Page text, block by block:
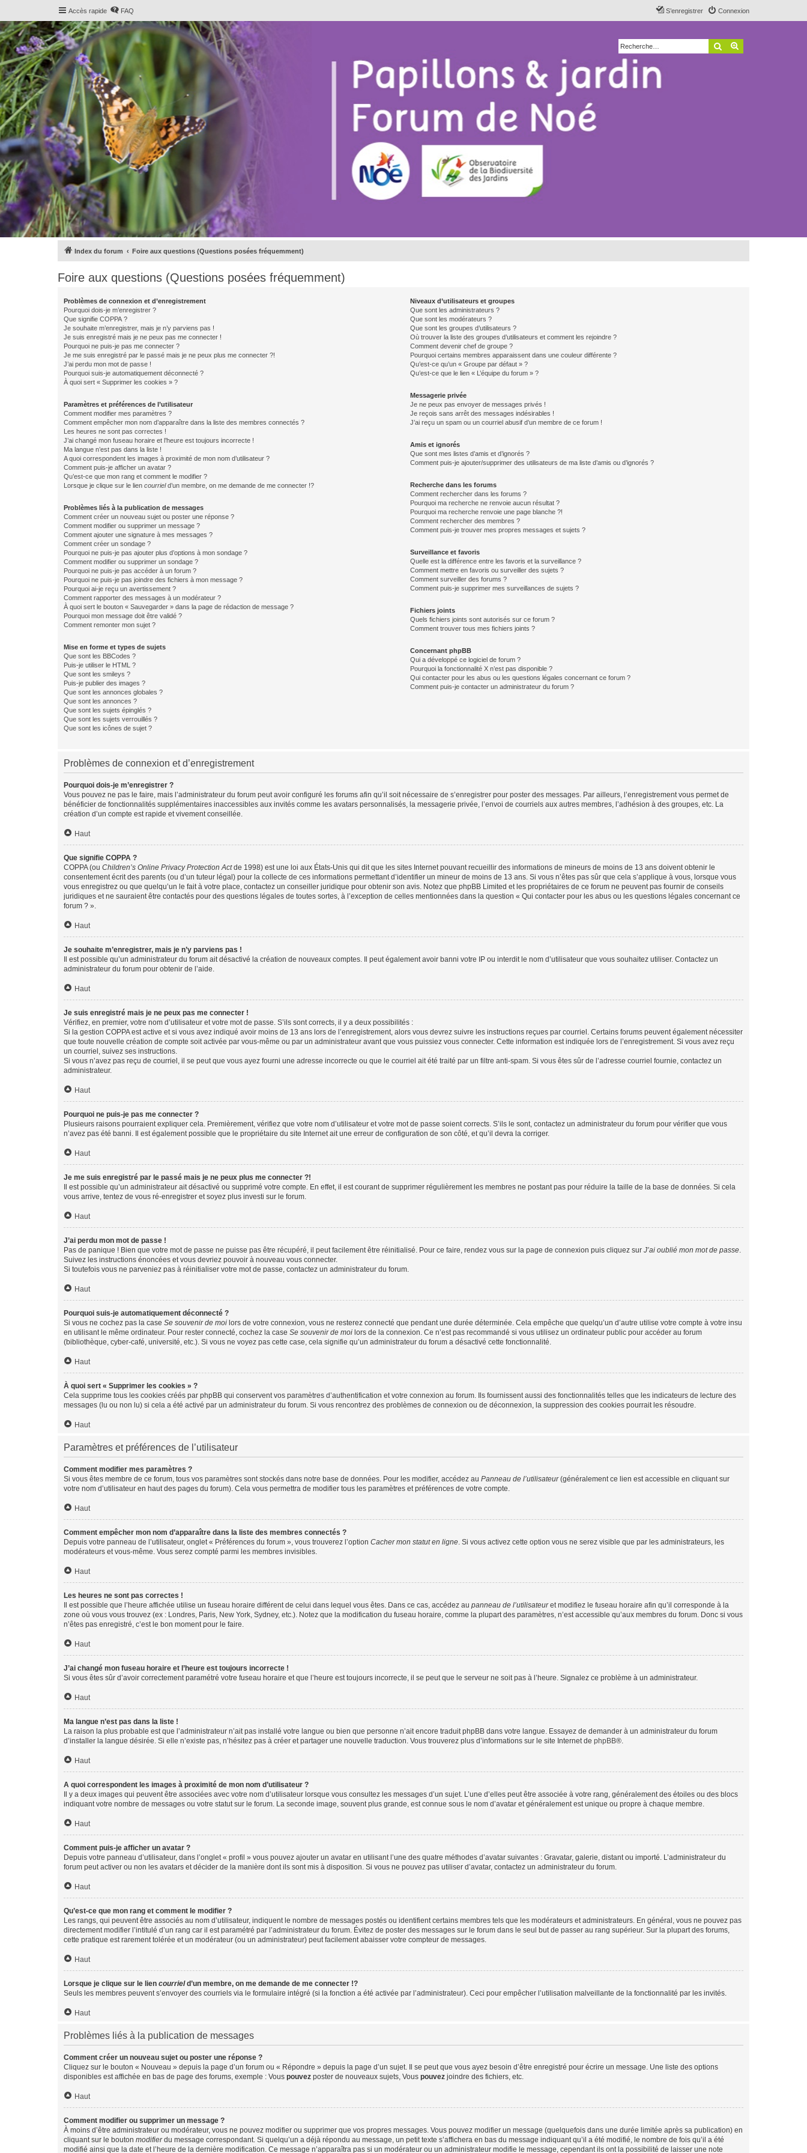
Accès rapide FAQ Connexion
S’enregistrer
Rechercher
Index du forum Foire aux questions (Questions posées fréquemment)
Foire aux questions (Questions posées fréquemment)
Problèmes de connexion et d’enregistrement
Pourquoi dois-je m’enregistrer ?
Que signifie COPPA ?
Je souhaite m’enregistrer, mais je n’y parviens pas !
Je suis enregistré mais je ne peux pas me connecter !
Pourquoi ne puis-je pas me connecter ?
Je me suis enregistré par le passé mais je ne peux plus me connecter ?!
J’ai perdu mon mot de passe !
Pourquoi suis-je automatiquement déconnecté ?
À quoi sert « Supprimer les cookies » ?
Paramètres et préférences de l’utilisateur
Comment modifier mes paramètres ?
Comment empêcher mon nom d’apparaître dans la liste des membres connectés ?
Les heures ne sont pas correctes !
J’ai changé mon fuseau horaire et l’heure est toujours incorrecte !
Ma langue n’est pas dans la liste !
A quoi correspondent les images à proximité de mon nom d’utilisateur ?
Comment puis-je afficher un avatar ?
Qu’est-ce que mon rang et comment le modifier ?
Lorsque je clique sur le lien courrield’un membre, on me demande de me connecter !?
Problèmes liés à la publication de messages
Comment créer un nouveau sujet ou poster une réponse ?
Comment modifier ou supprimer un message ?
Comment ajouter une signature à mes messages ?
Comment créer un sondage ?
Pourquoi ne puis-je pas ajouter plus d’options à mon sondage ?
Comment modifier ou supprimer un sondage ?
Pourquoi ne puis-je pas accéder à un forum ?
Pourquoi ne puis-je pas joindre des fichiers à mon message ?
Pourquoi ai-je reçu un avertissement ?
Comment rapporter des messages à un modérateur ?
À quoi sert le bouton « Sauvegarder » dans la page de rédaction de message ?
Pourquoi mon message doit être validé ?
Comment remonter mon sujet ?
Mise en forme et types de sujets
Que sont les BBCodes ?
Puis-je utiliser le HTML ?
Que sont les smileys ?
Puis-je publier des images ?
Que sont les annonces globales ?
Que sont les annonces ?
Que sont les sujets épinglés ?
Que sont les sujets verrouillés ?
Que sont les icônes de sujet ?
Niveaux d’utilisateurs et groupes
Que sont les administrateurs ?
Que sont les modérateurs ?
Que sont les groupes d’utilisateurs ?
Où trouver la liste des groupes d’utilisateurs et comment les rejoindre ?
Comment devenir chef de groupe ?
Pourquoi certains membres apparaissent dans une couleur différente ?
Qu’est-ce qu’un « Groupe par défaut » ?
Qu’est-ce que le lien « L’équipe du forum » ?
Messagerie privée
Je ne peux pas envoyer de messages privés !
Je reçois sans arrêt des messages indésirables !
J’ai reçu un spam ou un courriel abusif d’un membre de ce forum !
Amis et ignorés
Que sont mes listes d’amis et d’ignorés ?
Comment puis-je ajouter/supprimer des utilisateurs de ma liste d’amis ou d’ignorés ?
Recherche dans les forums
Comment rechercher dans les forums ?
Pourquoi ma recherche ne renvoie aucun résultat ?
Pourquoi ma recherche renvoie une page blanche ?!
Comment rechercher des membres ?
Comment puis-je trouver mes propres messages et sujets ?
Surveillance et favoris
Quelle est la différence entre les favoris et la surveillance ?
Comment mettre en favoris ou surveiller des sujets ?
Comment surveiller des forums ?
Comment puis-je supprimer mes surveillances de sujets ?
Fichiers joints
Quels fichiers joints sont autorisés sur ce forum ?
Comment trouver tous mes fichiers joints ?
Concernant phpBB
Qui a développé ce logiciel de forum ?
Pourquoi la fonctionnalité X n’est pas disponible ?
Qui contacter pour les abus ou les questions légales concernant ce forum ?
Comment puis-je contacter un administrateur du forum ?
Problèmes de connexion et d’enregistrement
Pourquoi dois-je m’enregistrer ?
Vous pouvez ne pas le faire, mais l’administrateur du forum peut avoir configuré les forums afin qu’il soit nécessaire de s’enregistrer pour poster des messages. Par ailleurs, l’enregistrement vous permet de
bénéficier de fonctionnalités supplémentaires inaccessibles aux invités comme les avatars personnalisés, la messagerie privée, l’envoi de courriels aux autres membres, l’adhésion à des groupes, etc. La
création d’un compte est rapide et vivement conseillée.
Haut
Que signifie COPPA ?
COPPA (ou Children’s Online Privacy Protection Actde 1998) est une loi aux États-Unis qui dit que les sites Internet pouvant recueillir des informations de mineurs de moins de 13 ans doivent obtenir le
consentement écrit des parents (ou d’un tuteur légal) pour la collecte de ces informations permettant d’identifier un mineur de moins de 13 ans. Si vous n’êtes pas sûr que cela s’applique à vous, lorsque vous
vous enregistrez ou que quelqu’un le fait à votre place, contactez un conseiller juridique pour obtenir son avis. Notez que phpBB Limited et les propriétaires de ce forum ne peuvent pas fournir de conseils
juridiques et ne sauraient être contactés pour des questions légales de toutes sortes, à l’exception de celles mentionnées dans la question « Qui contacter pour les abus ou les questions légales concernant ce
forum ? ».
Haut
Je souhaite m’enregistrer, mais je n’y parviens pas !
Il est possible qu’un administrateur du forum ait désactivé la création de nouveaux comptes. Il peut également avoir banni votre IP ou interdit le nom d’utilisateur que vous souhaitez utiliser. Contactez un
administrateur du forum pour obtenir de l’aide.
Haut
Je suis enregistré mais je ne peux pas me connecter !
Vérifiez, en premier, votre nom d’utilisateur et votre mot de passe. S’ils sont corrects, il y a deux possibilités :
Si la gestion COPPA est active et si vous avez indiqué avoir moins de 13 ans lors de l’enregistrement, alors vous devrez suivre les instructions reçues par courriel. Certains forums peuvent également nécessiter
que toute nouvelle création de compte soit activée par vous-même ou par un administrateur avant que vous puissiez vous connecter. Cette information est indiquée lors de l’enregistrement. Si vous avez reçu
un courriel, suivez ses instructions.
Si vous n’avez pas reçu de courriel, il se peut que vous ayez fourni une adresse incorrecte ou que le courriel ait été traité par un filtre anti-spam. Si vous êtes sûr de l’adresse courriel fournie, contactez un
administrateur.
Haut
Pourquoi ne puis-je pas me connecter ?
Plusieurs raisons pourraient expliquer cela. Premièrement, vérifiez que votre nom d’utilisateur et votre mot de passe soient corrects. S’ils le sont, contactez un administrateur du forum pour vérifier que vous
n’avez pas été banni. Il est également possible que le propriétaire du site Internet ait une erreur de configuration de son côté, et qu’il devra la corriger.
Haut
Je me suis enregistré par le passé mais je ne peux plus me connecter ?!
Il est possible qu’un administrateur ait désactivé ou supprimé votre compte. En effet, il est courant de supprimer régulièrement les membres ne postant pas pour réduire la taille de la base de données. Si cela
vous arrive, tentez de vous ré-enregistrer et soyez plus investi sur le forum.
Haut
J’ai perdu mon mot de passe !
Pas de panique ! Bien que votre mot de passe ne puisse pas être récupéré, il peut facilement être réinitialisé. Pour ce faire, rendez vous sur la page de connexion puis cliquez sur J’ai oublié mon mot de passe.
Suivez les instructions énoncées et vous devriez pouvoir à nouveau vous connecter.
Si toutefois vous ne parveniez pas à réinitialiser votre mot de passe, contactez un administrateur du forum.
Haut
Pourquoi suis-je automatiquement déconnecté ?
Si vous ne cochez pas la case Se souvenir de moi lors de votre connexion, vous ne resterez connecté que pendant une durée déterminée. Cela empêche que quelqu’un d’autre utilise votre compte à votre insu
en utilisant le même ordinateur. Pour rester connecté, cochez la case Se souvenir de moi lors de la connexion. Ce n’est pas recommandé si vous utilisez un ordinateur public pour accéder au forum
(bibliothèque, cyber-café, université, etc.). Si vous ne voyez pas cette case, cela signifie qu’un administrateur du forum a désactivé cette fonctionnalité.
Haut
À quoi sert « Supprimer les cookies » ?
Cela supprime tous les cookies créés par phpBB qui conservent vos paramètres d’authentification et votre connexion au forum. Ils fournissent aussi des fonctionnalités telles que les indicateurs de lecture des
messages (lu ou non lu) si cela a été activé par un administrateur du forum. Si vous rencontrez des problèmes de connexion ou de déconnexion, la suppression des cookies pourrait les résoudre.
Haut
Paramètres et préférences de l’utilisateur
Comment modifier mes paramètres ?
Si vous êtes membre de ce forum, tous vos paramètres sont stockés dans notre base de données. Pour les modifier, accédez au Panneau de l’utilisateur(généralement ce lien est accessible en cliquant sur
votre nom d’utilisateur en haut des pages du forum). Cela vous permettra de modifier tous les paramètres et préférences de votre compte.
Haut
Comment empêcher mon nom d’apparaître dans la liste des membres connectés ?
Depuis votre panneau de l’utilisateur, onglet « Préférences du forum », vous trouverez l’option Cacher mon statut en ligne. Si vous activez cette option vous ne serez visible que par les administrateurs, les
modérateurs et vous-même. Vous serez compté parmi les membres invisibles.
Haut
Les heures ne sont pas correctes !
Il est possible que l’heure affichée utilise un fuseau horaire différent de celui dans lequel vous êtes. Dans ce cas, accédez au panneau de l’utilisateuret modifiez le fuseau horaire afin qu’il corresponde à la
zone où vous vous trouvez (ex : Londres, Paris, New York, Sydney, etc.). Notez que la modification du fuseau horaire, comme la plupart des paramètres, n’est accessible qu’aux membres du forum. Donc si vous
n’êtes pas enregistré, c’est le bon moment pour le faire.
Haut
J’ai changé mon fuseau horaire et l’heure est toujours incorrecte !
Si vous êtes sûr d’avoir correctement paramétré votre fuseau horaire et que l’heure est toujours incorrecte, il se peut que le serveur ne soit pas à l’heure. Signalez ce problème à un administrateur.
Haut
Ma langue n’est pas dans la liste !
La raison la plus probable est que l’administrateur n’ait pas installé votre langue ou bien que personne n’ait encore traduit phpBB dans votre langue. Essayez de demander à un administrateur du forum
d’installer la langue désirée. Si elle n’existe pas, n’hésitez pas à créer et partager une nouvelle traduction. Vous trouverez plus d’informations sur le site Internet de phpBB®.
Haut
A quoi correspondent les images à proximité de mon nom d’utilisateur ?
Il y a deux images qui peuvent être associées avec votre nom d’utilisateur lorsque vous consultez les messages d’un sujet. L’une d’elles peut être associée à votre rang, généralement des étoiles ou des blocs
indiquant votre nombre de messages ou votre statut sur le forum. La seconde image, souvent plus grande, est connue sous le nom d’avatar et généralement est unique ou propre à chaque membre.
Haut
Comment puis-je afficher un avatar ?
Depuis votre panneau d’utilisateur, dans l’onglet « profil » vous pouvez ajouter un avatar en utilisant l’une des quatre méthodes d’avatar suivantes : Gravatar, galerie, distant ou importé. L’administrateur du
forum peut activer ou non les avatars et décider de la manière dont ils sont mis à disposition. Si vous ne pouvez pas utiliser d’avatar, contactez un administrateur du forum.
Haut
Qu’est-ce que mon rang et comment le modifier ?
Les rangs, qui peuvent être associés au nom d’utilisateur, indiquent le nombre de messages postés ou identifient certains membres tels que les modérateurs et administrateurs. En général, vous ne pouvez pas
directement modifier l’intitulé d’un rang car il est paramétré par l’administrateur du forum. Évitez de poster des messages sur le forum dans le seul but de passer au rang supérieur. Sur la plupart des forums,
cette pratique est rarement tolérée et un modérateur (ou un administrateur) peut facilement abaisser votre compteur de messages.
Haut
Lorsque je clique sur le lien courrield’un membre, on me demande de me connecter !?
Seuls les membres peuvent s’envoyer des courriels via le formulaire intégré (si la fonction a été activée par l’administrateur). Ceci pour empêcher l’utilisation malveillante de la fonctionnalité par les invités.
Haut
Problèmes liés à la publication de messages
Comment créer un nouveau sujet ou poster une réponse ?
Cliquez sur le bouton « Nouveau » depuis la page d’un forum ou « Répondre » depuis la page d’un sujet. Il se peut que vous ayez besoin d’être enregistré pour écrire un message. Une liste des options
disponibles est affichée en bas de page des forums, exemple : Vous pouvez poster de nouveaux sujets, Vous pouvez joindre des fichiers, etc.
Haut
Comment modifier ou supprimer un message ?
À moins d’être administrateur ou modérateur, vous ne pouvez modifier ou supprimer que vos propres messages. Vous pouvez modifier un message (quelquefois dans une durée limitée après sa publication) en
cliquant sur le bouton modifierdu message correspondant. Si quelqu’un a déjà répondu au message, un petit texte s’affichera en bas du message indiquant qu’il a été modifié, le nombre de fois qu’il a été
modifié ainsi que la date et l’heure de la dernière modification. Ce message n’apparaîtra pas si un modérateur ou un administrateur modifie le message, cependant ils ont la possibilité de laisser une note